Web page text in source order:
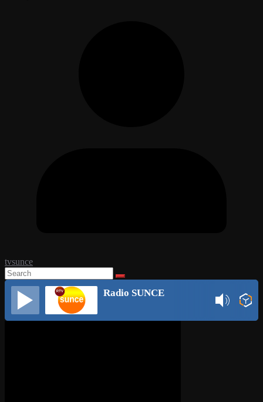
tvsunce
Radio SUNCE